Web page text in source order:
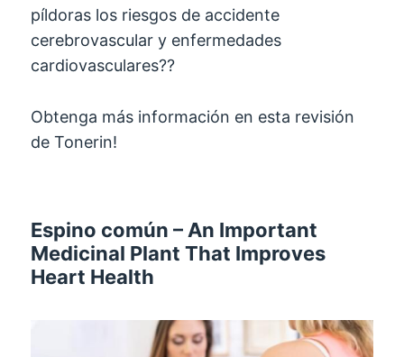
píldoras los riesgos de accidente
cerebrovascular y enfermedades
cardiovasculares??
Obtenga más información en esta revisión
de Tonerin!
Espino común – An Important
Medicinal Plant That Improves
Heart Health